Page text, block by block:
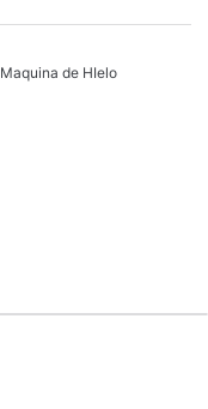
Maquina de HIelo